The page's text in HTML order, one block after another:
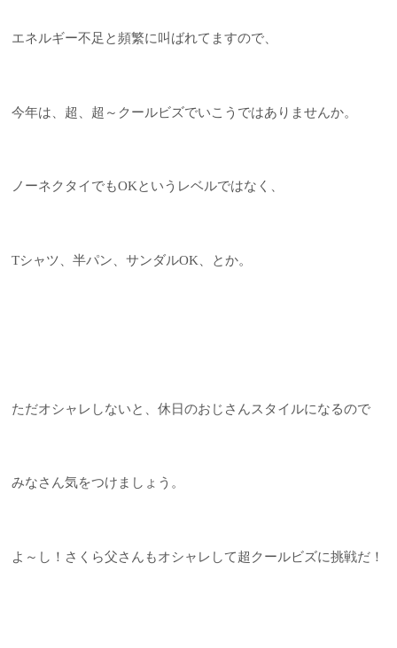
エネルギー不足と頻繁に叫ばれてますので、
今年は、超、超～クールビズでいこうではありませんか。
ノーネクタイでもOKというレベルではなく、
Tシャツ、半パン、サンダルOK、とか。
ただオシャレしないと、休日のおじさんスタイルになるので
みなさん気をつけましょう。
よ～し！さくら父さんもオシャレして超クールビズに挑戦だ！